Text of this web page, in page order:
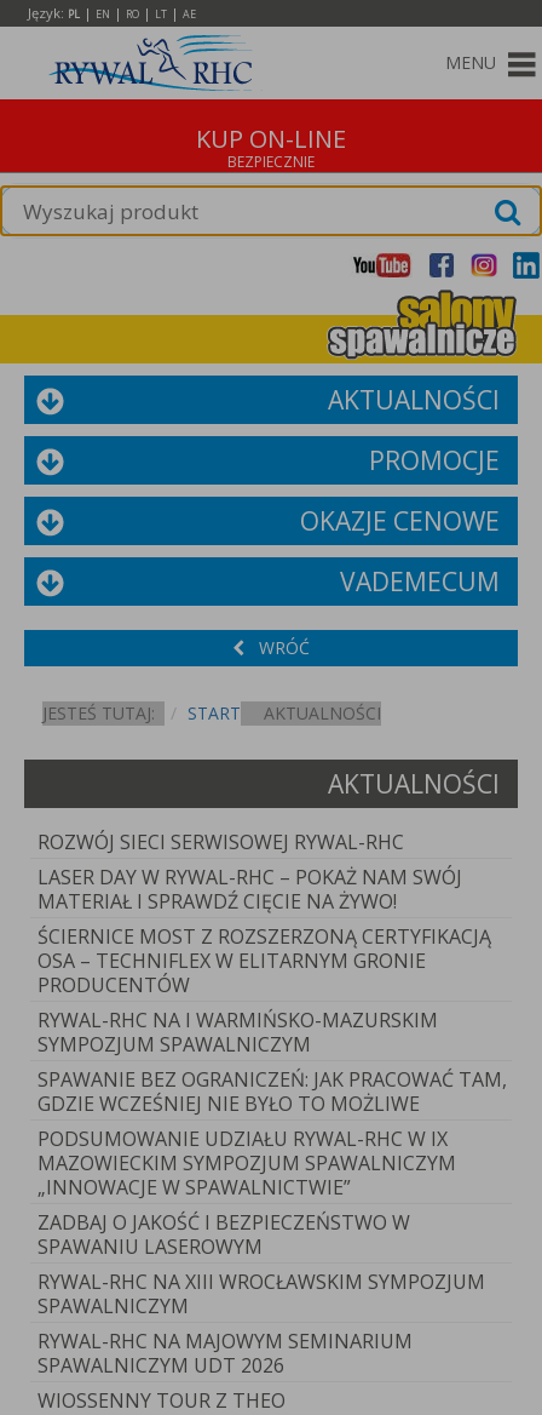
Język: PL | EN | RO | LT | AE
MENU
KUP ON-LINE
AKTUALNOŚCI
PROMOCJE
OKAZJE CENOWE
VADEMECUM
WRÓĆ
JESTEŚ TUTAJ: START AKTUALNOŚCI
AKTUALNOŚCI
ROZWÓJ SIECI SERWISOWEJ RYWAL-RHC
LASER DAY W RYWAL-RHC – POKAŻ NAM SWÓJ
MATERIAŁ I SPRAWDŹ CIĘCIE NA ŻYWO!
ŚCIERNICE MOST Z ROZSZERZONĄ CERTYFIKACJĄ
OSA – TECHNIFLEX W ELITARNYM GRONIE
PRODUCENTÓW
RYWAL-RHC NA I WARMIŃSKO-MAZURSKIM
SYMPOZJUM SPAWALNICZYM
SPAWANIE BEZ OGRANICZEŃ: JAK PRACOWAĆ TAM,
GDZIE WCZEŚNIEJ NIE BYŁO TO MOŻLIWE
PODSUMOWANIE UDZIAŁU RYWAL-RHC W IX
MAZOWIECKIM SYMPOZJUM SPAWALNICZYM
„INNOWACJE W SPAWALNICTWIE”
ZADBAJ O JAKOŚĆ I BEZPIECZEŃSTWO W
SPAWANIU LASEROWYM
RYWAL-RHC NA XIII WROCŁAWSKIM SYMPOZJUM
SPAWALNICZYM
RYWAL-RHC NA MAJOWYM SEMINARIUM
SPAWALNICZYM UDT 2026
WIOSSENNY TOUR Z THEO